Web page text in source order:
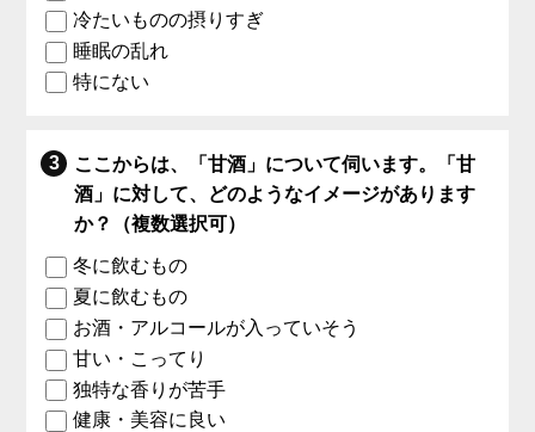
冷たいものの摂りすぎ
睡眠の乱れ
特にない
ここからは、「甘酒」について伺います。「甘
酒」に対して、どのようなイメージがあります
か？（複数選択可）
冬に飲むもの
夏に飲むもの
お酒・アルコールが入っていそう
甘い・こってり
独特な香りが苦手
健康・美容に良い